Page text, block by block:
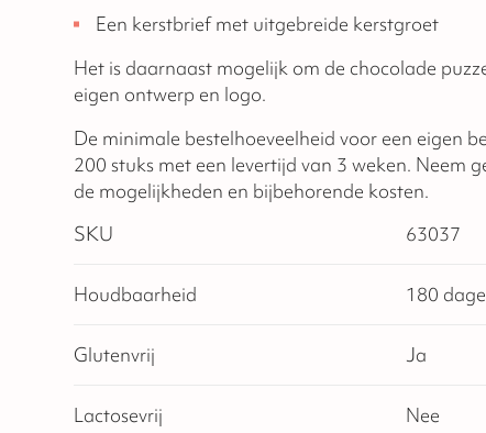
Een kerstbrief met uitgebreide kerstgroet
Het is daarnaast mogelijk om de chocolade
eigen ontwerp en logo.
De minimale bestelhoeveelheid voor een eigen
200 stuks met een levertijd van 3 weken. Neem
de mogelijkheden en bijbehorende kosten.
SKU
63037
Houdbaarheid 180
Glutenvrij Ja
Lactosevrij Nee